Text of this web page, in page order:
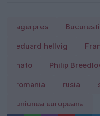
agerpres Bucuresti
eduard hellvig
nato Philip
romania rusia
uniunea europeana